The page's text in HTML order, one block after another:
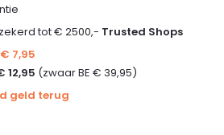
tot € 2500,- Trusted Shops
7,95
12,95 (zwaar BE € 39,95)
geld terug